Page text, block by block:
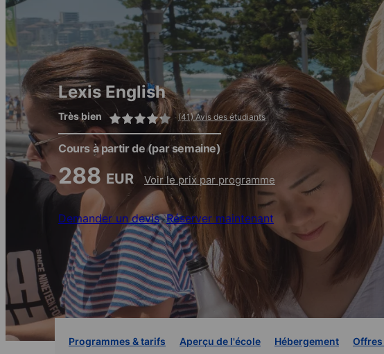
Lexis English
Très bien (41) Avis des étudiants
Cours à partir de(par semaine)
288 EUR Voir le prix par programme
Demander un devis Réserver maintenant
Programmes & tarifs Aperçu de l'école Hébergement